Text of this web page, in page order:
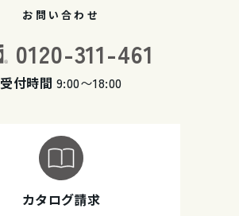
お問い合わせ
0120-311-461
受付時間 9:00〜18:00
カタログ請求